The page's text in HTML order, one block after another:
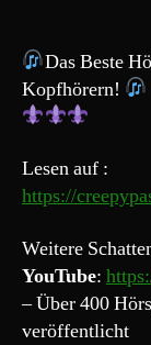
Das Beste
Kopfhörern!
Lesen auf :
https://
Weitere
YouTube:
– Über 400
veröffentlicht